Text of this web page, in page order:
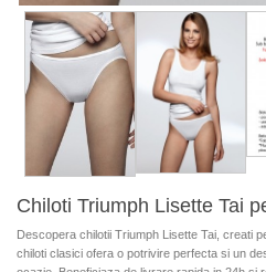
Chiloti Triumph Lisette Tai
Descopera chilotii Triumph Lisette Tai, creati
chiloti clasici ofera o potrivire perfecta si un